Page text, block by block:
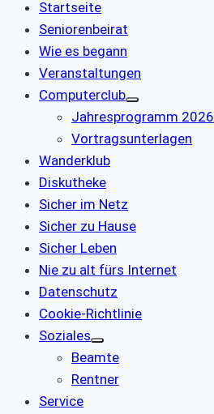
Startseite
Seniorenbeirat
Wie es begann
Veranstaltungen
Computerclub
Jahresprogramm 2026
Vortragsunterlagen
Wanderklub
Diskutheke
Sicher im Netz
Sicher zu Hause
Sicher Leben
Nie zu alt fürs Internet
Datenschutz
Cookie-Richtlinie
Soziales
Beamte
Rentner
Service